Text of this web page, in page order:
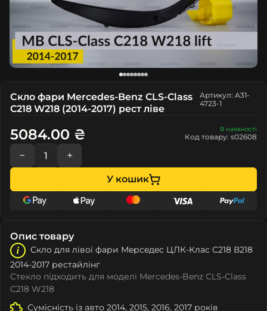
Скло фари Mercedes-Benz CLS-Class
C218 W218 (2014-2017) рест ліве
Артикул: A31-
4723-1
В наявності
Код товару: s02608
5084.00 ₴
− +
У кошик
Опис товару
Скло для лівої фари Мeрceдec ЦЛК-Клас С218 В218
2014-2017 рестайлінг
Стекло підходить для моделі Mercedes-Benz CLS-Class
C218 W218
Сумісність із авто 2014, 2015, 2016, 2017 років